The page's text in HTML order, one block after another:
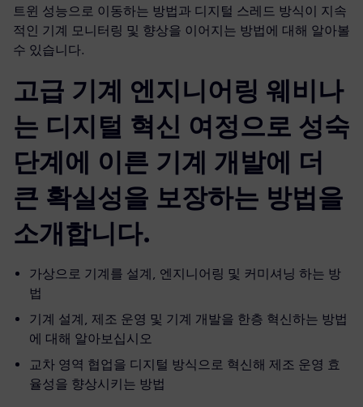
트윈 성능으로 이동하는 방법과 디지털 스레드 방식이 지속
적인 기계 모니터링 및 향상을 이어지는 방법에 대해 알아볼
수 있습니다.
고급 기계 엔지니어링 웨비나
는 디지털 혁신 여정으로 성숙
단계에 이른 기계 개발에 더
큰 확실성을 보장하는 방법을
소개합니다.
가상으로 기계를 설계, 엔지니어링 및 커미셔닝 하는 방
법
기계 설계, 제조 운영 및 기계 개발을 한층 혁신하는 방법
에 대해 알아보십시오
교차 영역 협업을 디지털 방식으로 혁신해 제조 운영 효
율성을 향상시키는 방법